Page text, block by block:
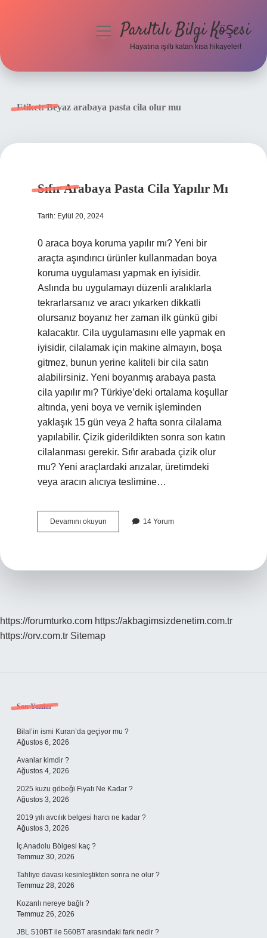
menüyüParıltılı Bilgi Köşesi
Hayatına ışıltı katan kısa hikayeler!
Etiket:Beyaz arabaya pasta cila olur mu
Sıfır Arabaya Pasta Cila Yapılır Mı
Tarih: Eylül 20, 2024
0 araca boya koruma yapılır mı? Yeni bir
araçta aşındırıcı ürünler kullanmadan boya
koruma uygulaması yapmak en iyisidir.
Aslında bu uygulamayı düzenli aralıklarla
tekrarlarsanız ve aracı yıkarken dikkatli
olursanız boyanız her zaman ilk günkü gibi
kalacaktır. Cila uygulamasını elle yapmak en
iyisidir, cilalamak için makine almayın, boşa
gitmez, bunun yerine kaliteli bir cila satın
alabilirsiniz. Yeni boyanmış arabaya pasta
cila yapılır mı? Türkiye’deki ortalama koşullar
altında, yeni boya ve vernik işleminden
yaklaşık 15 gün veya 2 hafta sonra cilalama
yapılabilir. Çizik giderildikten sonra son katın
cilalanması gerekir. Sıfır arabada çizik olur
mu? Yeni araçlardaki arızalar, üretimdeki
veya aracın alıcıya teslimine…
Devamını okuyun
Arabaya
14 Yorum
https://forumturko.com https://akbagimsizdenetim.com.tr
https://orv.com.tr Sitemap
Sidebar
Son Yazılar
Bilal’in ismi Kuran’da geçiyor mu ?
Ağustos 6, 2026
Avanlar kimdir ?
Ağustos 4, 2026
2025 kuzu göbeği Fiyatı Ne Kadar ?
Ağustos 3, 2026
2019 yılı avcılık belgesi harcı ne kadar ?
Ağustos 3, 2026
İç Anadolu Bölgesi kaç ?
Temmuz 30, 2026
Tahliye davası kesinleştikten sonra ne olur ?
Temmuz 28, 2026
Kozanlı nereye bağlı ?
Temmuz 26, 2026
JBL 510BT ile 560BT arasındaki fark nedir ?